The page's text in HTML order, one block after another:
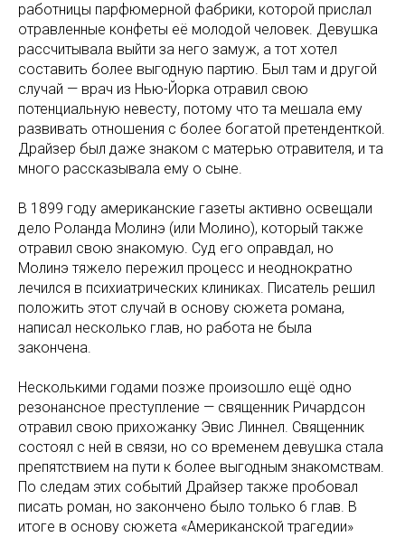
работницы парфюмерной фабрики, которой прислал
отравленные конфеты её молодой человек. Девушка
рассчитывала выйти за него замуж, а тот хотел
составить более выгодную партию. Был там и другой
случай — врач из Нью-Йорка отравил свою
потенциальную невесту, потому что та мешала ему
развивать отношения с более богатой претенденткой.
Драйзер был даже знаком с матерью отравителя, и та
много рассказывала ему о сыне.
В 1899 году американские газеты активно освещали
дело Роланда Молинэ (или Молино), который также
отравил свою знакомую. Суд его оправдал, но
Молинэ тяжело пережил процесс и неоднократно
лечился в психиатрических клиниках. Писатель решил
положить этот случай в основу сюжета романа,
написал несколько глав, но работа не была
закончена.
Несколькими годами позже произошло ещё одно
резонансное преступление — священник Ричардсон
отравил свою прихожанку Эвис Линнел. Священник
состоял с ней в связи, но со временем девушка стала
препятствием на пути к более выгодным знакомствам.
По следам этих событий Драйзер также пробовал
писать роман, но закончено было только 6 глав. В
итоге в основу сюжета «Американской трагедии»